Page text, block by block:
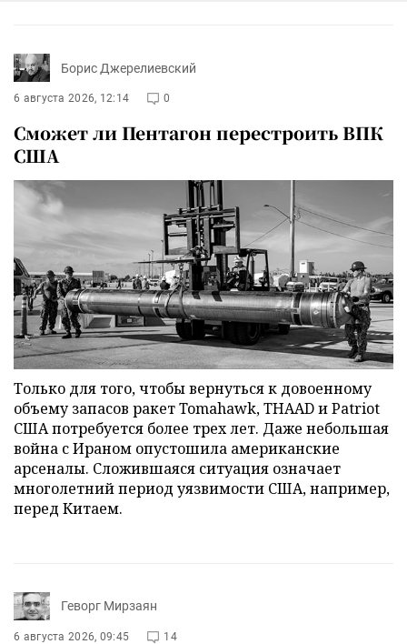
Борис Джерелиевский
6 августа 2026, 12:14 0
Сможет ли Пентагон перестроить ВПК
США
Только для того, чтобы вернуться к довоенному
объему запасов ракет Tomahawk, THAAD и Patriot
США потребуется более трех лет. Даже небольшая
война с Ираном опустошила американские
арсеналы. Сложившаяся ситуация означает
многолетний период уязвимости США, например,
перед Китаем.
Геворг Мирзаян
6 августа 2026, 09:45 14